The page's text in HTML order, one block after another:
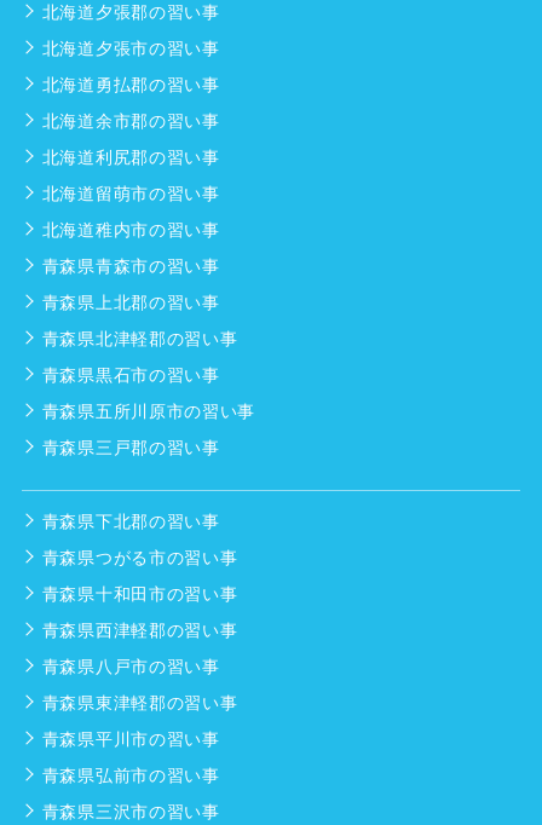
北海道夕張郡の習い事
北海道夕張市の習い事
北海道勇払郡の習い事
北海道余市郡の習い事
北海道利尻郡の習い事
北海道留萌市の習い事
北海道稚内市の習い事
青森県青森市の習い事
青森県上北郡の習い事
青森県北津軽郡の習い事
青森県黒石市の習い事
青森県五所川原市の習い事
青森県三戸郡の習い事
青森県下北郡の習い事
青森県つがる市の習い事
青森県十和田市の習い事
青森県西津軽郡の習い事
青森県八戸市の習い事
青森県東津軽郡の習い事
青森県平川市の習い事
青森県弘前市の習い事
青森県三沢市の習い事